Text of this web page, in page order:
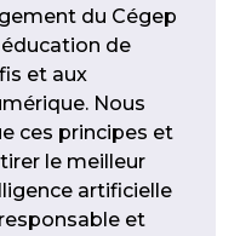
du Cégep
de
et aux
Nous
ces principes et
le meilleur
artificielle
et